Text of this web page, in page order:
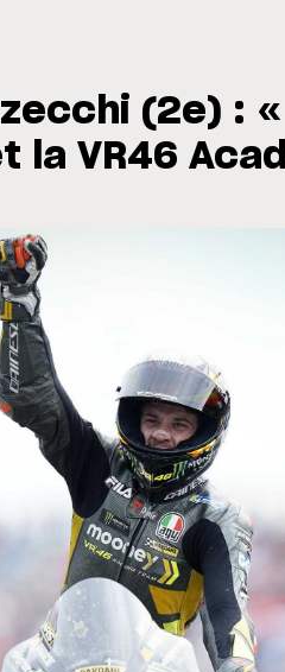
: Horaires et Programme
Bretagne
(2e) :
la VR46